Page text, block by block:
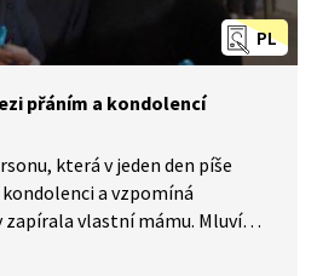
PL
přáním a kondolencí
která v jeden den píše
a vzpomíná
zapírala vlastní mámu. Mluví